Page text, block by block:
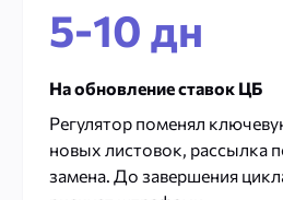
5-10 дн
На обновление ставок ЦБ
Регулятор поменял
новых листовок, рассылка
замена. До завершения